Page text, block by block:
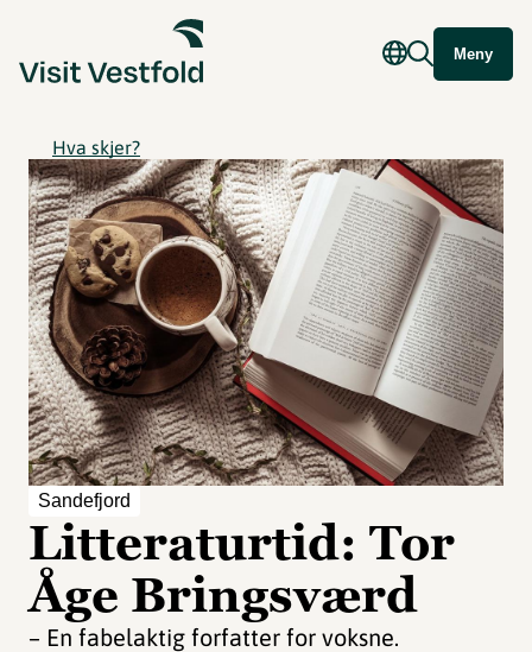
Meny
Hva skjer?
Sandefjord
Litteraturtid: Tor
Åge Bringsværd
– En fabelaktig forfatter for voksne.